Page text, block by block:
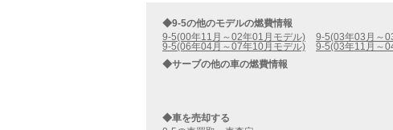
◆9-5の他のモデルの燃費情報
9-5(00年11月～02年01月モデル)
9-5(03年03月～
9-5(06年04月～07年10月モデル)
9-5(03年11月～
◆サーブの他の車の燃費情報
◆車を売却する